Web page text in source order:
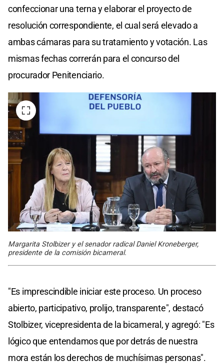
confeccionar una terna y elaborar el proyecto de
resolución correspondiente, el cual será elevado a
ambas cámaras para su tratamiento y votación. Las
mismas fechas correrán para el concurso del
procurador Penitenciario.
Margarita Stolbizer y el senador radical Daniel Kroneberger,
presidente de la comisión bicameral.
"Es imprescindible iniciar este proceso. Un proceso
abierto, participativo, prolijo, transparente", destacó
Stolbizer, vicepresidenta de la bicameral, y agregó: "Es
lógico que entendamos que por detrás de nuestra
mora están los derechos de muchísimas personas".